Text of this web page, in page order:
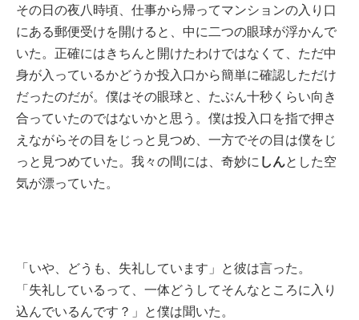
その日の夜八時頃、仕事から帰ってマンションの入り口
にある郵便受けを開けると、中に二つの眼球が浮かんで
いた。正確にはきちんと開けたわけではなくて、ただ中
身が入っているかどうか投入口から簡単に確認しただけ
だったのだが。僕はその眼球と、たぶん十秒くらい向き
合っていたのではないかと思う。僕は投入口を指で押さ
えながらその目をじっと見つめ、一方でその目は僕をじ
っと見つめていた。我々の間には、奇妙にしんとした空
気が漂っていた。
「いや、どうも、失礼しています」と彼は言った。
「失礼しているって、一体どうしてそんなところに入り
込んでいるんです？」と僕は聞いた。